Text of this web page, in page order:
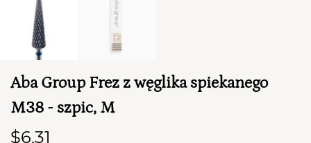
PRZEJDŹ DO KOSZYKA
Aba Group Frez z węglika spiekanego
M38 - szpic, M
$6,31